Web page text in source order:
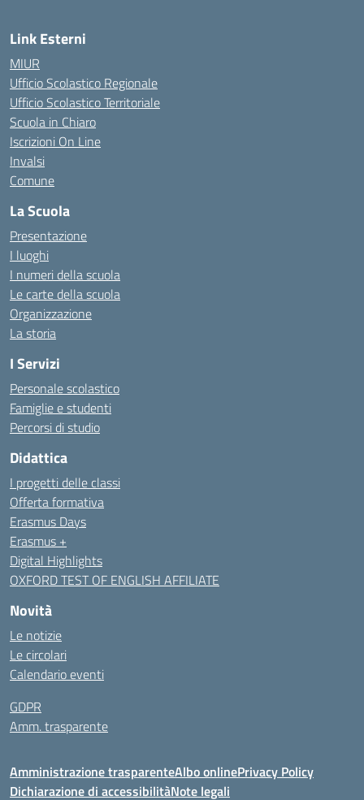
Link Esterni
MIUR
Ufficio Scolastico Regionale
Ufficio Scolastico Territoriale
Scuola in Chiaro
Iscrizioni On Line
Invalsi
Comune
La Scuola
Presentazione
I luoghi
I numeri della scuola
Le carte della scuola
Organizzazione
La storia
I Servizi
Personale scolastico
Famiglie e studenti
Percorsi di studio
Didattica
I progetti delle classi
Offerta formativa
Erasmus Days
Erasmus +
Digital Highlights
OXFORD TEST OF ENGLISH AFFILIATE
Novità
Le notizie
Le circolari
Calendario eventi
GDPR
Amm. trasparente
Amministrazione trasparenteAlbo onlinePrivacy Policy
Dichiarazione di accessibilitàNote legali